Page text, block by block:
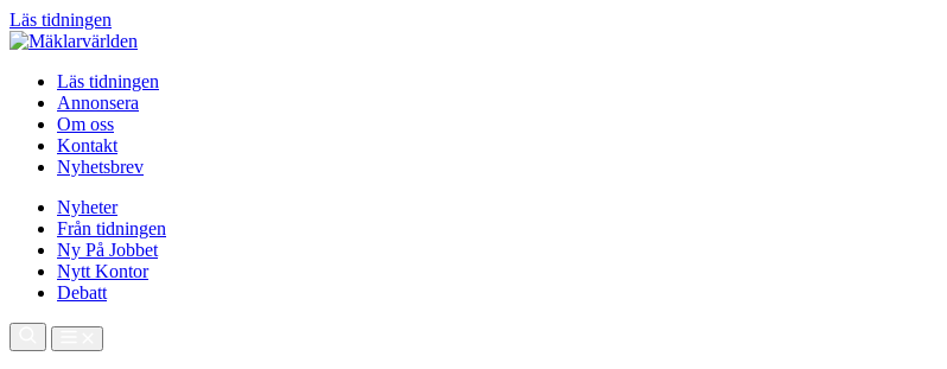
Läs tidningen
Läs tidningen
Annonsera
Om oss
Kontakt
Nyhetsbrev
Nyheter
Från tidningen
Ny På Jobbet
Nytt Kontor
Debatt